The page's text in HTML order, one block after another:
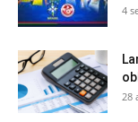
4
28